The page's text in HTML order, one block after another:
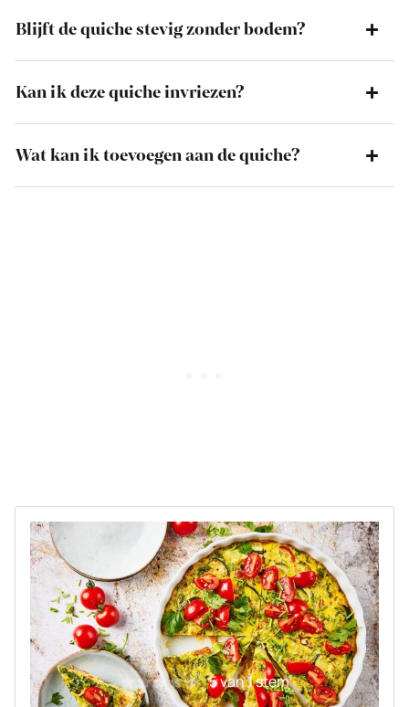
Blijft de quiche stevig zonder bodem?
Kan ik deze quiche invriezen?
Wat kan ik toevoegen aan de quiche?
5van 1 stem